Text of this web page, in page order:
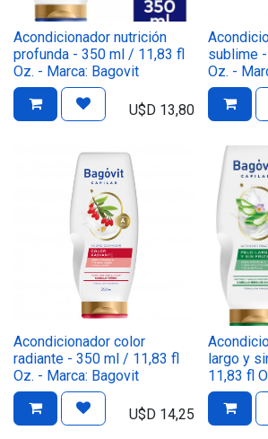
Acondicionador nutrición
profunda - 350 ml / 11,83 fl
Oz. - Marca: Bagovit
U$D 13,80
sublime
Oz. -
Acondicionador color
radiante - 350 ml / 11,83 fl
Oz. - Marca: Bagovit
U$D 14,25
largo y
11,83 fl